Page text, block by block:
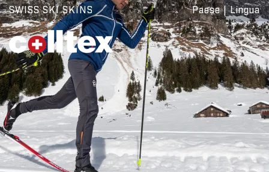
SWISS SKI SKINS Paese|Lingua